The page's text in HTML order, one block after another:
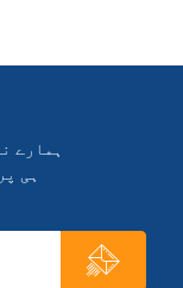
ہمارے
ہی